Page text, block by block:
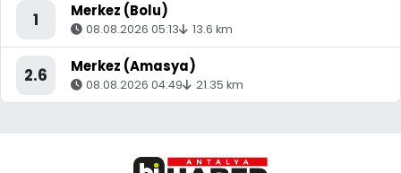
1 Merkez (Bolu)
08.08.2026 05:13 13.6 km
2.6 Merkez (Amasya)
08.08.2026 04:49 21.35 km